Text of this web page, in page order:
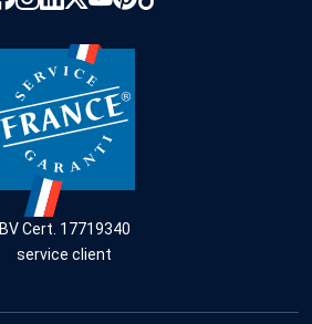
BV Cert. 17719340
service client